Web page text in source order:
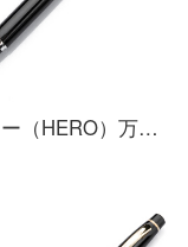
ヒーロー（HERO）万年筆黒イリジウム金ペンペン明のペン先753